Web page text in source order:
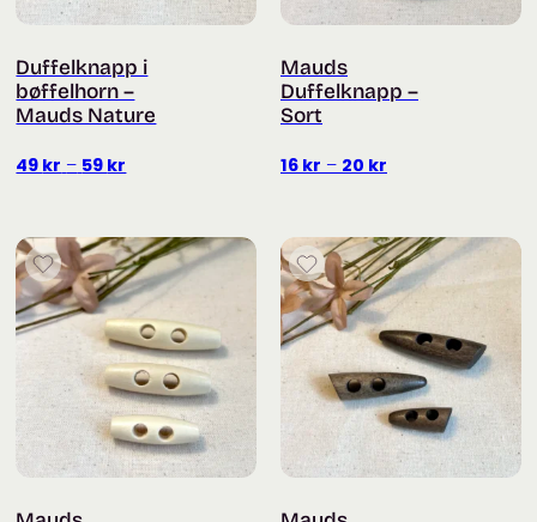
Duffelknapp i
bøffelhorn –
Mauds Nature
49 kr – 59 kr
59 kr
Mauds
Duffelknapp –
Sort
16 kr – 20 kr
20 kr